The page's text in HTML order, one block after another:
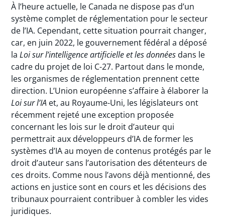
À l’heure actuelle, le Canada ne dispose pas d’un
système complet de réglementation pour le secteur
de l’IA. Cependant, cette situation pourrait changer,
car, en juin 2022, le gouvernement fédéral a déposé
laLoi sur l’intelligence artificielle et les données dans le
cadre du projet de loi C-27. Partout dans le monde,
les organismes de réglementation prennent cette
direction. L’Union européenne s’affaire à élaborer la
Loi sur l’IA et, au Royaume-Uni, les législateurs ont
récemment rejeté une exception proposée
concernant les lois sur le droit d’auteur qui
permettrait aux développeurs d’IA de former les
systèmes d’IA au moyen de contenus protégés par le
droit d’auteur sans l’autorisation des détenteurs de
ces droits. Comme nous l’avons déjà mentionné, des
actions en justice sont en cours et les décisions des
tribunaux pourraient contribuer à combler les vides
juridiques.